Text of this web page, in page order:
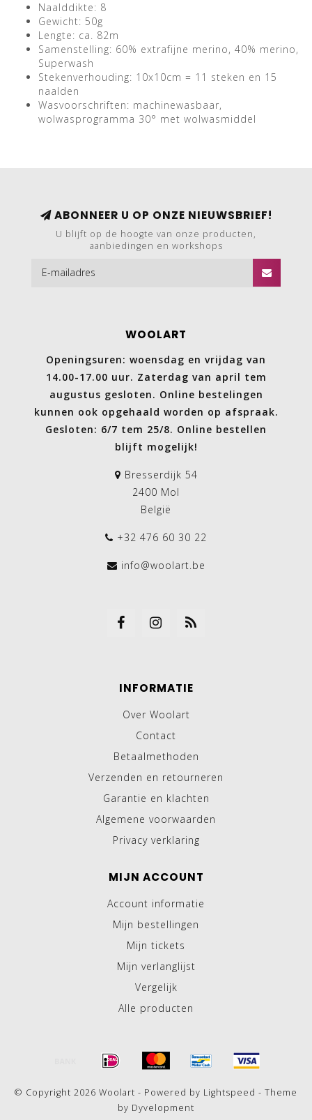
Naalddikte: 8
Gewicht: 50g
Lengte: ca. 82m
Samenstelling: 60% extrafijne merino, 40% merino,
Superwash
Stekenverhouding: 10x10cm = 11 steken en 15
naalden
Wasvoorschriften: machinewasbaar,
wolwasprogramma 30° met wolwasmiddel
ABONNEER U OP ONZE NIEUWSBRIEF!
U blijft op de hoogte van onze producten,
aanbiedingen en workshops
WOOLART
Openingsuren: woensdag en vrijdag van
14.00-17.00 uur. Zaterdag van april tem
augustus gesloten. Online bestelingen
kunnen ook opgehaald worden op afspraak.
Gesloten: 6/7 tem 25/8. Online bestellen
blijft mogelijk!
Bresserdijk 54
2400 Mol
België
+32 476 60 30 22
info@woolart.be
INFORMATIE
Over Woolart
Contact
Betaalmethoden
Verzenden en retourneren
Garantie en klachten
Algemene voorwaarden
Privacy verklaring
MIJN ACCOUNT
Account informatie
Mijn bestellingen
Mijn tickets
Mijn verlanglijst
Vergelijk
Alle producten
© Copyright 2026 Woolart - Powered by Lightspeed - Theme
by Dyvelopment